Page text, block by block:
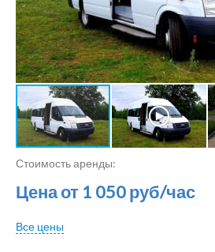
Стоимость аренды:
Цена от 1 050 руб/час
Все цены